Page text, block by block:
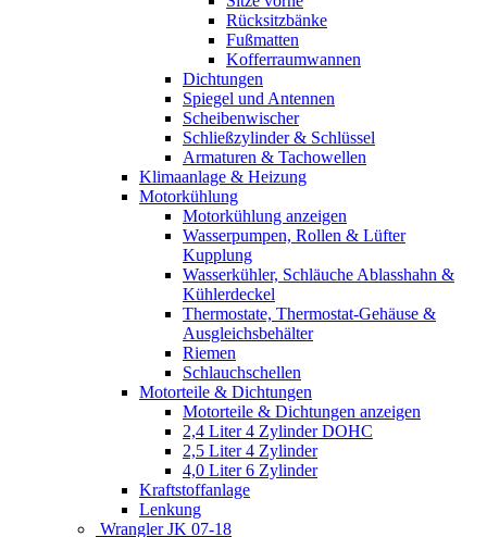
Rücksitzbänke
Fußmatten
Kofferraumwannen
Dichtungen
Spiegel und Antennen
Scheibenwischer
Schließzylinder & Schlüssel
Armaturen & Tachowellen
Klimaanlage & Heizung
Motorkühlung
Motorkühlung anzeigen
Wasserpumpen, Rollen & Lüfter
Kupplung
Wasserkühler, Schläuche Ablasshahn &
Kühlerdeckel
Thermostate, Thermostat-Gehäuse &
Ausgleichsbehälter
Riemen
Schlauchschellen
Motorteile & Dichtungen
Motorteile & Dichtungen anzeigen
2,4 Liter 4 Zylinder DOHC
2,5 Liter 4 Zylinder
4,0 Liter 6 Zylinder
Kraftstoffanlage
Lenkung
Wrangler JK 07-18